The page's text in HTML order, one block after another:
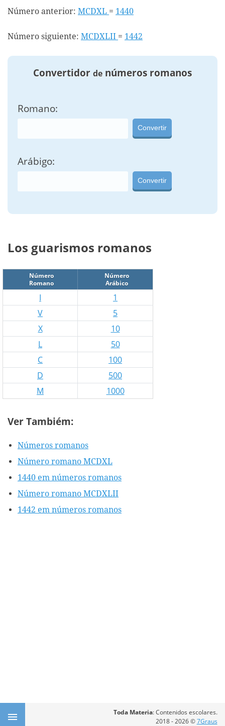
Número anterior: MCDXL = 1440
Número siguiente: MCDXLII = 1442
Convertidor de números romanos
Romano:
Convertir
Arábigo:
Convertir
Los guarismos romanos
Número
Romano
Número
Arábico
I
1
V
5
X
10
L
50
C
100
D
500
M
1000
Ver Tambiém:
Números romanos
Número romano MCDXL
1440 em números romanos
Número romano MCDXLII
1442 em números romanos
Toda Materia: Contenidos escolares.
2018 - 2026 ©7Graus